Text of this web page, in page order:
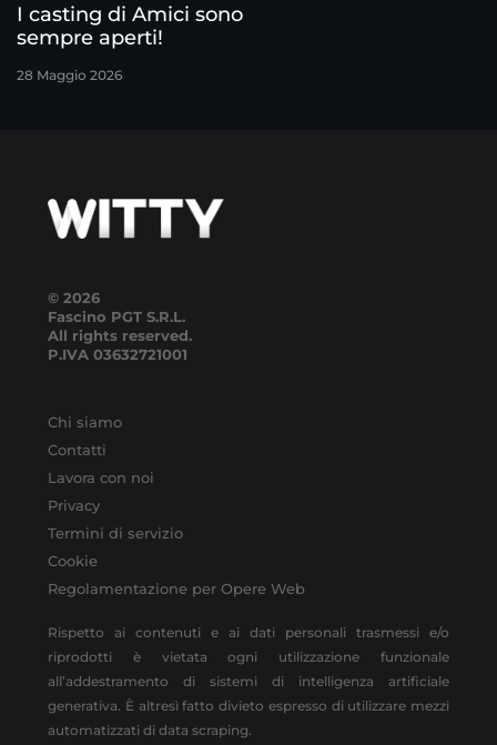
I casting di Amici sono
sempre aperti!
28 Maggio 2026
© 2026
Fascino PGT S.R.L.
All rights reserved.
P.IVA 03632721001
Chi siamo
Contatti
Lavora con noi
Privacy
Termini di servizio
Cookie
Regolamentazione per Opere Web
Rispetto ai contenuti e ai dati personali trasmessi e/o
riprodotti è vietata ogni utilizzazione funzionale
all’addestramento di sistemi di intelligenza artificiale
generativa. È altresì fatto divieto espresso di utilizzare mezzi
automatizzati di data scraping.